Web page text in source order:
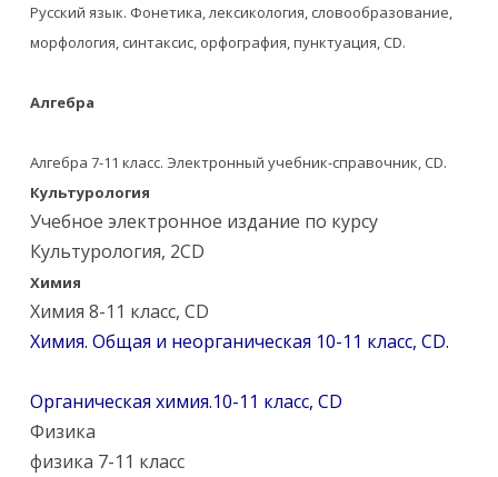
Русский язык. Фонетика, лексикология, словообразование,
морфология, синтаксис, орфография, пунктуация, CD.
Алгебра
Алгебра 7-11 класс. Электронный учебник-справочник, CD.
Культурология
Учебное электронное издание по курсу
Культурология, 2CD
Химия
Химия 8-11 класс, CD
Химия. Общая и неорганическая 10-11 класс, CD.
Органическая химия.10-11 класс, CD
Физика
физика 7-11 класс